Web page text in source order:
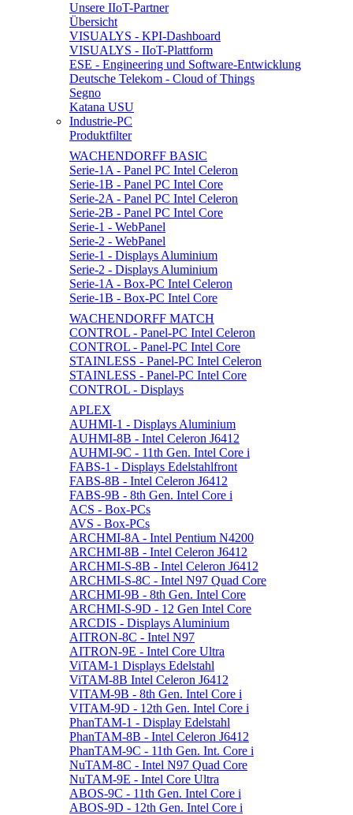
Unsere IIoT-Partner
Übersicht
VISUALYS - KPI-Dashboard
VISUALYS - IIoT-Plattform
ESE - Engineering und Software-Entwicklung
Deutsche Telekom - Cloud of Things
Segno
Katana USU
Industrie-PC
Produktfilter
WACHENDORFF BASIC
Serie-1A - Panel PC Intel Celeron
Serie-1B - Panel PC Intel Core
Serie-2A - Panel PC Intel Celeron
Serie-2B - Panel PC Intel Core
Serie-1 - WebPanel
Serie-2 - WebPanel
Serie-1 - Displays Aluminium
Serie-2 - Displays Aluminium
Serie-1A - Box-PC Intel Celeron
Serie-1B - Box-PC Intel Core
WACHENDORFF MATCH
CONTROL - Panel-PC Intel Celeron
CONTROL - Panel-PC Intel Core
STAINLESS - Panel-PC Intel Celeron
STAINLESS - Panel-PC Intel Core
CONTROL - Displays
APLEX
AUHMI-1 - Displays Aluminium
AUHMI-8B - Intel Celeron J6412
AUHMI-9C - 11th Gen. Intel Core i
FABS-1 - Displays Edelstahlfront
FABS-8B - Intel Celeron J6412
FABS-9B - 8th Gen. Intel Core i
ACS - Box-PCs
AVS - Box-PCs
ARCHMI-8A - Intel Pentium N4200
ARCHMI-8B - Intel Celeron J6412
ARCHMI-S-8B - Intel Celeron J6412
ARCHMI-S-8C - Intel N97 Quad Core
ARCHMI-9B - 8th Gen. Intel Core
ARCHMI-S-9D - 12 Gen Intel Core
ARCDIS - Displays Aluminium
AITRON-8C - Intel N97
AITRON-9E - Intel Core Ultra
ViTAM-1 Displays Edelstahl
ViTAM-8B Intel Celeron J6412
VITAM-9B - 8th Gen. Intel Core i
VITAM-9D - 12th Gen. Intel Core i
PhanTAM-1 - Display Edelstahl
PhanTAM-8B - Intel Celeron J6412
PhanTAM-9C - 11th Gen. Int. Core i
NuTAM-8C - Intel N97 Quad Core
NuTAM-9E - Intel Core Ultra
ABOS-9C - 11th Gen. Intel Core i
ABOS-9D - 12th Gen. Intel Core i